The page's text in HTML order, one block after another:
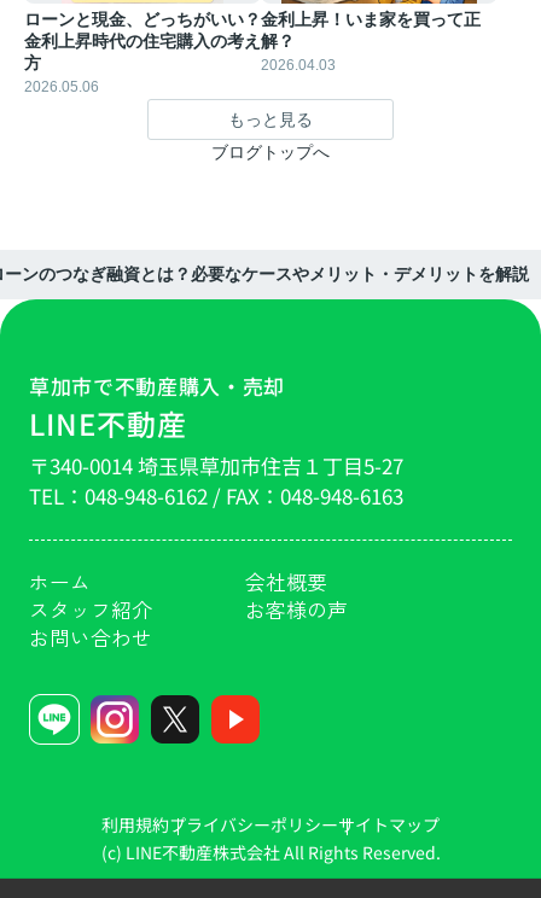
ローンと現金、どっちがいい？
金利上昇時代の住宅購入の考え
方
2026.05.06
金利上昇！いま家を買って正
解？
2026.04.03
もっと見る
ブログトップへ
ーンのつなぎ融資とは？必要なケースやメリット・デメリットを解説
草加市で不動産購入・売却
LINE不動産
〒340-0014 埼玉県草加市住吉１丁目5-27
TEL： 048-948-6162/ FAX： 048-948-6163
ホーム
会社概要
スタッフ紹介
お客様の声
お問い合わせ
利用規約プライバシーポリシーサイトマップ
(c) LINE不動産株式会社 All Rights Reserved.